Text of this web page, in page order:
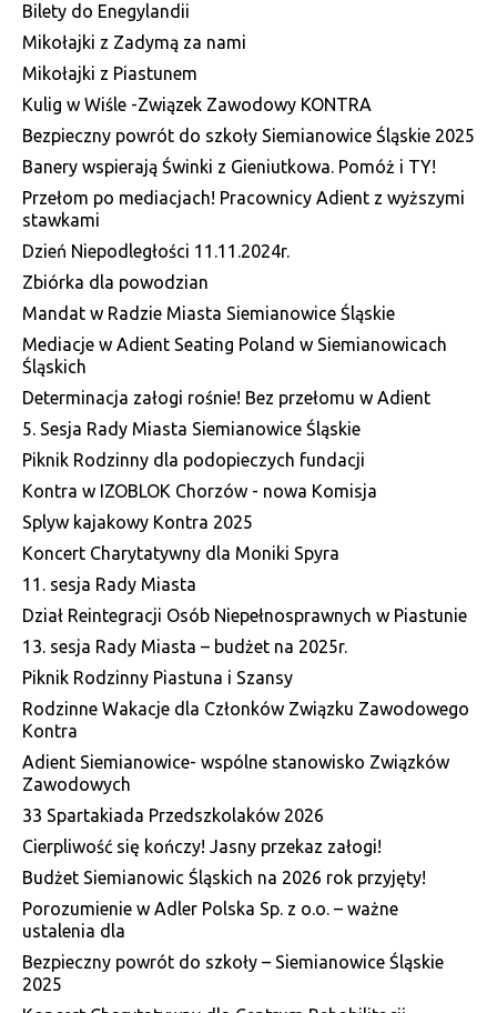
Bilety do Enegylandii
Mikołajki z Zadymą za nami
Mikołajki z Piastunem
Kulig w Wiśle -Związek Zawodowy KONTRA
Bezpieczny powrót do szkoły Siemianowice Śląskie 2025
Banery wspierają Świnki z Gieniutkowa. Pomóż i TY!
Przełom po mediacjach! Pracownicy Adient z wyższymi
stawkami
Dzień Niepodległości 11.11.2024r.
Zbiórka dla powodzian
Mandat w Radzie Miasta Siemianowice Śląskie
Mediacje w Adient Seating Poland w Siemianowicach
Śląskich
Determinacja załogi rośnie! Bez przełomu w Adient
5. Sesja Rady Miasta Siemianowice Śląskie
Piknik Rodzinny dla podopieczych fundacji
Kontra w IZOBLOK Chorzów - nowa Komisja
Splyw kajakowy Kontra 2025
Koncert Charytatywny dla Moniki Spyra
11. sesja Rady Miasta
Dział Reintegracji Osób Niepełnosprawnych w Piastunie
13. sesja Rady Miasta – budżet na 2025r.
Piknik Rodzinny Piastuna i Szansy
Rodzinne Wakacje dla Członków Związku Zawodowego
Kontra
Adient Siemianowice- wspólne stanowisko Związków
Zawodowych
33 Spartakiada Przedszkolaków 2026
Cierpliwość się kończy! Jasny przekaz załogi!
Budżet Siemianowic Śląskich na 2026 rok przyjęty!
Porozumienie w Adler Polska Sp. z o.o. – ważne
ustalenia dla
Bezpieczny powrót do szkoły – Siemianowice Śląskie
2025